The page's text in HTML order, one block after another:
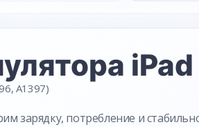
A1397)
зарядку, потребление и